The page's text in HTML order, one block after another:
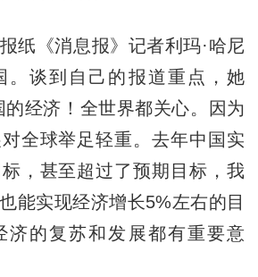
《消息报》记者利玛·哈尼
。谈到自己的报道重点，她
的经济！全世界都关心。因为
全球举足轻重。去年中国实
，甚至超过了预期目标，我
能实现经济增长5%左右的目
济的复苏和发展都有重要意